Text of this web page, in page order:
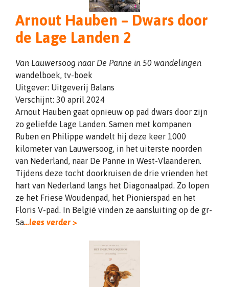
Arnout Hauben – Dwars door
de Lage Landen 2
Van Lauwersoog naar De Panne in 50 wandelingen
wandelboek, tv-boek
Uitgever: Uitgeverij Balans
Verschijnt: 30 april 2024
Arnout Hauben gaat opnieuw op pad dwars door zijn
zo geliefde Lage Landen. Samen met kompanen
Ruben en Philippe wandelt hij deze keer 1000
kilometer van Lauwersoog, in het uiterste noorden
van Nederland, naar De Panne in West-Vlaanderen.
Tijdens deze tocht doorkruisen de drie vrienden het
hart van Nederland langs het Diagonaalpad. Zo lopen
ze het Friese Woudenpad, het Pionierspad en het
Floris V-pad. In België vinden ze aansluiting op de gr-
5a…lees verder >